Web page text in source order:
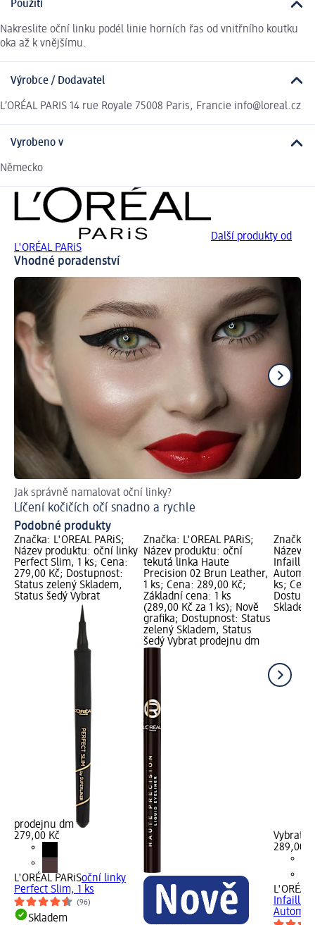
Použití
Nakreslite oční linku podél linie horních řas od vnitřního koutku
oka až k vnějšímu.
Výrobce / Dodavatel
L’ORÉAL PARIS 14 rue Royale 75008 Paris, Francie info@loreal.cz
Vyrobeno v
Německo
Další produkty od
L'ORÉAL PARiS
Vhodné poradenství
Jak správně namalovat oční linky?
Líčení kočičích očí snadno a rychle
Podobné produkty
Značka: L'ORÉAL PARiS;
Název produktu: oční linky
Perfect Slim, 1 ks; Cena:
279,00 Kč; Dostupnost:
Status zelený Skladem,
Status šedý Vybrat
prodejnu dm
279,00 Kč
L'ORÉAL PARiSoční linky
Perfect Slim, 1 ks
(96)
Skladem
Značka: L'ORÉAL PARiS;
Název produktu: oční
tekutá linka Haute
Precision 02 Brun Leather,
1 ks; Cena: 289,00 Kč;
Základní cena: 1 ks
(289,00 Kč za 1 ks); Nově
grafika; Dostupnost: Status
zelený Skladem, Status
šedý Vybrat prodejnu dm
Značka:
Název
ks;
Vybrat
289,00
L'ORÉAL